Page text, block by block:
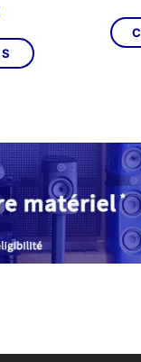
Le
actuel
est :produit
Les
options
peuvent
être
choisies
sur